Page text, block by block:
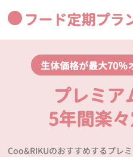
フード定期プラ
生体価格が最大70％
プレミア
5年間楽
Coo&RIKUのおすすめするプレ